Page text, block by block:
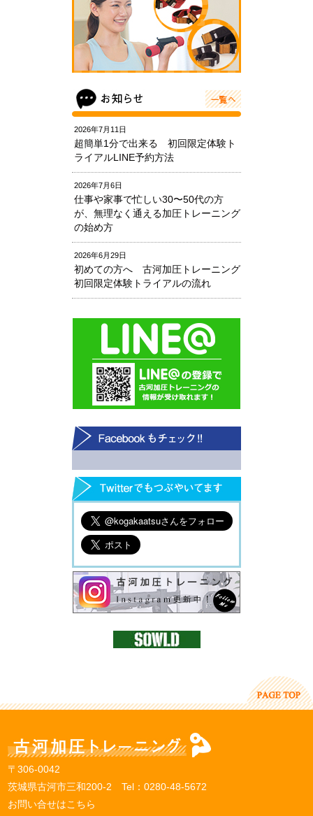
2026年7月11日
超簡単1分で出来る 初回限定体験ト
ライアルLINE予約方法
2026年7月6日
仕事や家事で忙しい30〜50代の方
が、無理なく通える加圧トレーニング
の始め方
2026年6月29日
初めての方へ 古河加圧トレーニング
初回限定体験トライアルの流れ
〒306-0042
茨城県古河市三和200-2 Tel：0280-48-5672
お問い合せはこちら